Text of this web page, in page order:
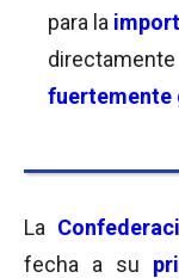
para la
directamente
fuertemente
La
fecha a su